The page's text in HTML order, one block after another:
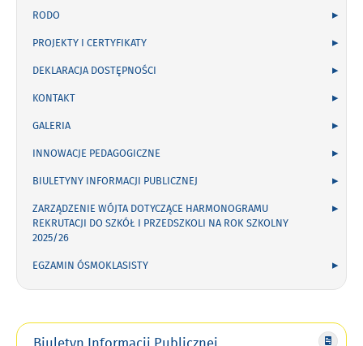
RODO
PROJEKTY I CERTYFIKATY
DEKLARACJA DOSTĘPNOŚCI
KONTAKT
GALERIA
INNOWACJE PEDAGOGICZNE
BIULETYNY INFORMACJI PUBLICZNEJ
ZARZĄDZENIE WÓJTA DOTYCZĄCE HARMONOGRAMU
REKRUTACJI DO SZKÓŁ I PRZEDSZKOLI NA ROK SZKOLNY
2025/26
EGZAMIN ÓSMOKLASISTY